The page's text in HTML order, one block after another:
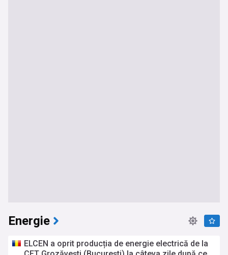
Energie
ELCEN a oprit producția de energie electrică de la